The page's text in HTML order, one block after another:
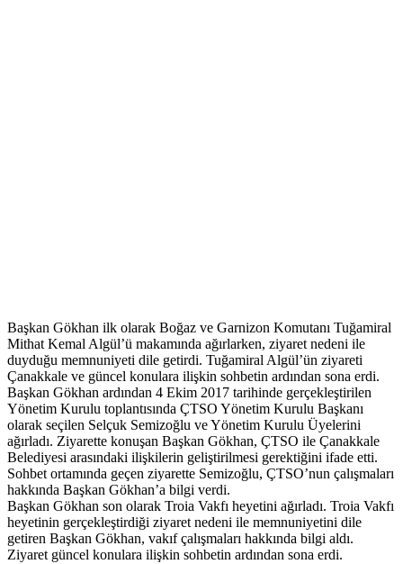
Başkan Gökhan ilk olarak Boğaz ve Garnizon Komutanı Tuğamiral
Mithat Kemal Algül’ü makamında ağırlarken, ziyaret nedeni ile
duyduğu memnuniyeti dile getirdi. Tuğamiral Algül’ün ziyareti
Çanakkale ve güncel konulara ilişkin sohbetin ardından sona erdi.
Başkan Gökhan ardından 4 Ekim 2017 tarihinde gerçekleştirilen
Yönetim Kurulu toplantısında ÇTSO Yönetim Kurulu Başkanı
olarak seçilen Selçuk Semizoğlu ve Yönetim Kurulu Üyelerini
ağırladı. Ziyarette konuşan Başkan Gökhan, ÇTSO ile Çanakkale
Belediyesi arasındaki ilişkilerin geliştirilmesi gerektiğini ifade etti.
Sohbet ortamında geçen ziyarette Semizoğlu, ÇTSO’nun çalışmaları
hakkında Başkan Gökhan’a bilgi verdi.
Başkan Gökhan son olarak Troia Vakfı heyetini ağırladı. Troia Vakfı
heyetinin gerçekleştirdiği ziyaret nedeni ile memnuniyetini dile
getiren Başkan Gökhan, vakıf çalışmaları hakkında bilgi aldı.
Ziyaret güncel konulara ilişkin sohbetin ardından sona erdi.